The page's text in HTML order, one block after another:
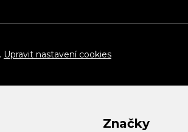
Upravit nastavení cookies
Značky